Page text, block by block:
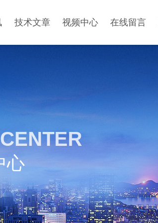
技术文章 视频中心 在线留言
心